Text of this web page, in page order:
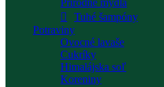
Prírodné mydlá
Tuhé šampóny
Potraviny
Ovocné lavaše
Cukríky
Himalájska soľ
Koreniny